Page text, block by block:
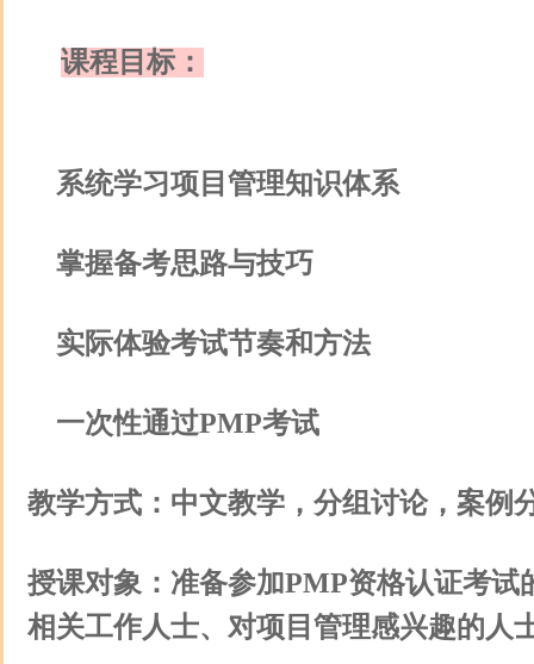
课程目标：
系统学习项目管理知识体系
掌握备考思路与技巧
实际体验考试节奏和方法
一次性通过PMP考试
教学方式：中文教学，分组讨论，案例
授课对象：准备参加PMP资格认证考试
相关工作人士、对项目管理感兴趣的人